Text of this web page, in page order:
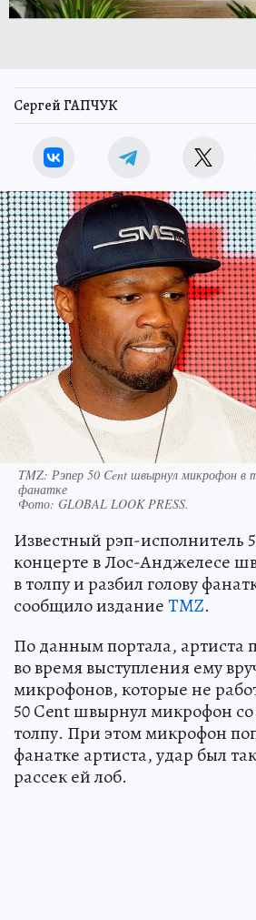
Сергей ГАПЧУК
TMZ: Рэпер 50 Cent швырнул микрофон в
фанатке
Фото: GLOBAL LOOK PRESS.
Известный рэп-исполнитель
концерте в Лос-Анджелесе
в толпу и разбил голову
сообщило изданиеTMZ.
По данным портала, артиста
во время выступления ему
микрофонов, которые не
50 Cent швырнул микрофон со
толпу. При этом микрофон
фанатке артиста, удар был
рассек ей лоб.